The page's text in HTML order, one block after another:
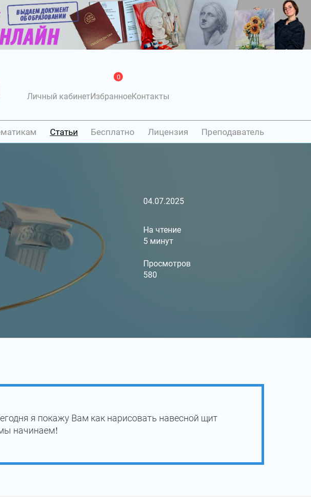
Личный кабинетИзбранное
0
Контакты
Статьи Бесплатно Лицензия Преподаватель
04.07.2025
На чтение
5 минут
Просмотров
580
я покажу Вам как нарисовать навесной щит
начинаем!